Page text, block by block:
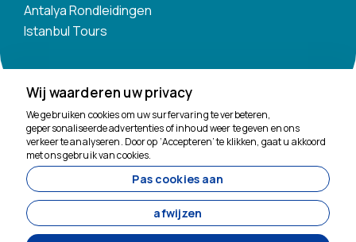
Antalya Rondleidingen
Istanbul Tours
Wij waarderen uw privacy
We gebruiken cookies om uw surfervaring te verbeteren,
gepersonaliseerde advertenties of inhoud weer te geven en ons
verkeer te analyseren. Door op ‘Accepteren’ te klikken, gaat u akkoord
met ons gebruik van cookies.
Pas cookies aan
afwijzen
We helpen je graag